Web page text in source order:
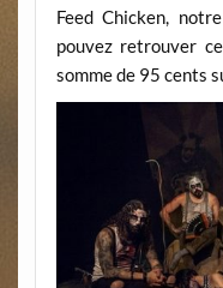
Feed Chicken,
pouvez retrouver
somme de 95 cents